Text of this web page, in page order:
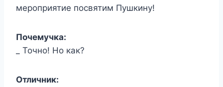
мероприятие посвятим Пушкину!
Почемучка:
_ Точно! Но как?
Отличник: